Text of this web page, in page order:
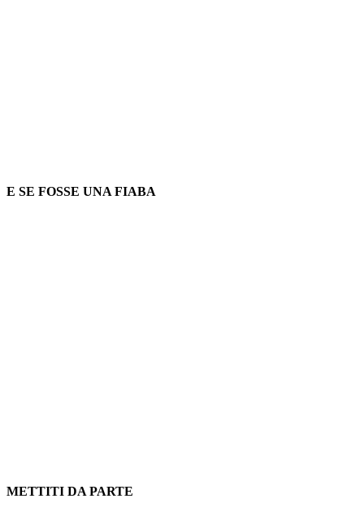
E SE FOSSE UNA FIABA
METTITI DA PARTE